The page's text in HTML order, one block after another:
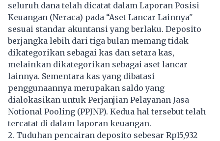
seluruh dana telah dicatat dalam Laporan Posisi
Keuangan (Neraca) pada “Aset Lancar Lainnya"
sesuai standar akuntansi yang berlaku. Deposito
berjangka lebih dari tiga bulan memang tidak
dikategorikan sebagai kas dan setara kas,
melainkan dikategorikan sebagai aset lancar
lainnya. Sementara kas yang dibatasi
penggunaannya merupakan saldo yang
dialokasikan untuk Perjanjian Pelayanan Jasa
Notional Pooling (PPJNP). Kedua hal tersebut telah
tercatat di dalam laporan keuangan.
2.⁠ ⁠Tuduhan pencairan deposito sebesar Rp15,932